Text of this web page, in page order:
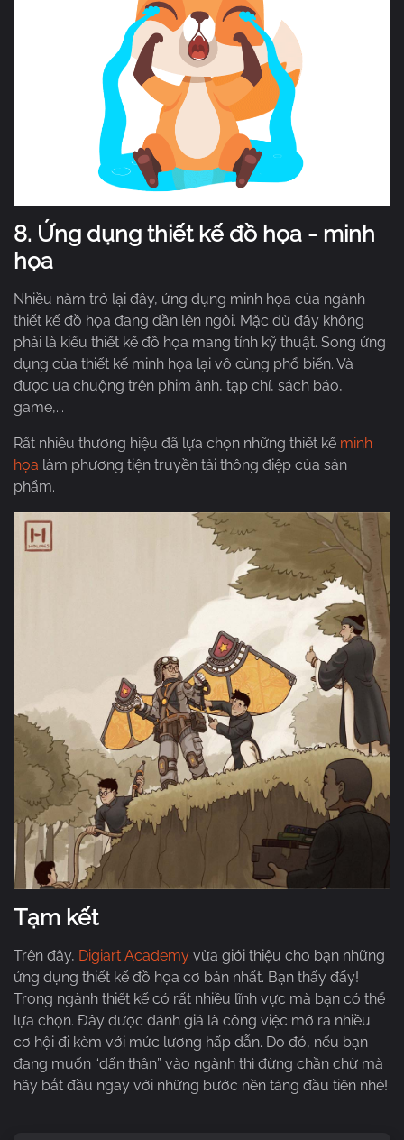
8. Ứng dụng thiết kế đồ họa - minh
họa
Nhiều năm trở lại đây, ứng dụng minh họa của ngành
thiết kế đồ họa đang dần lên ngôi. Mặc dù đây không
phải là kiểu thiết kế đồ họa mang tính kỹ thuật. Song ứng
dụng của thiết kế minh họa lại vô cùng phổ biến. Và
được ưa chuộng trên phim ảnh, tạp chí, sách báo,
game,...
Rất nhiều thương hiệu đã lựa chọn những thiết kế minh
họa làm phương tiện truyền tải thông điệp của sản
phẩm.
Tạm kết
Trên đây, Digiart Academy vừa giới thiệu cho bạn những
ứng dụng thiết kế đồ họa cơ bản nhất. Bạn thấy đấy!
Trong ngành thiết kế có rất nhiều lĩnh vực mà bạn có thể
lựa chọn. Đây được đánh giá là công việc mở ra nhiều
cơ hội đi kèm với mức lương hấp dẫn. Do đó, nếu bạn
đang muốn “dấn thân” vào ngành thì đừng chần chừ mà
hãy bắt đầu ngay với những bước nền tảng đầu tiên nhé!